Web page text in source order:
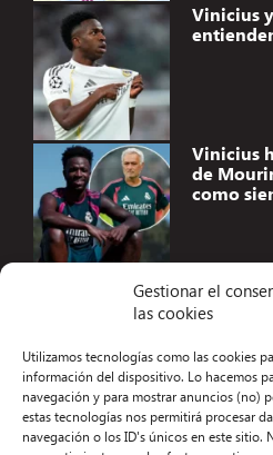
Gestionar el
las cookies
Utilizamos tecnologías como las cookies
información del dispositivo. Lo hacemos
navegación y para mostrar anuncios (no)
estas tecnologías nos permitirá procesar
navegación o los ID's únicos en este sitio.
Vinicius
Vinicius
de
como
Aviso
Términos y
Política de